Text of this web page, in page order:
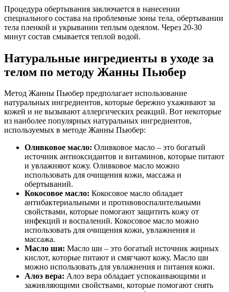
Процедура обертывания заключается в нанесении
специального состава на проблемные зоны тела, обертывании
тела пленкой и укрывании теплым одеялом. Через 20-30
минут состав смывается теплой водой.
Натуральные ингредиенты в уходе за
телом по методу Жанны Пьюбер
Метод Жанны Пьюбер предполагает использование
натуральных ингредиентов, которые бережно ухаживают за
кожей и не вызывают аллергических реакций. Вот некоторые
из наиболее популярных натуральных ингредиентов,
используемых в методе Жанны Пьюбер:
Оливковое масло: Оливковое масло – это богатый
источник антиоксидантов и витаминов, которые питают
и увлажняют кожу. Оливковое масло можно
использовать для очищения кожи, массажа и
обертываний.
Кокосовое масло: Кокосовое масло обладает
антибактериальными и противовоспалительными
свойствами, которые помогают защитить кожу от
инфекций и воспалений. Кокосовое масло можно
использовать для очищения кожи, увлажнения и
массажа.
Масло ши: Масло ши – это богатый источник жирных
кислот, которые питают и смягчают кожу. Масло ши
можно использовать для увлажнения и питания кожи.
Алоэ вера: Алоэ вера обладает успокаивающими и
заживляющими свойствами, которые помогают снять